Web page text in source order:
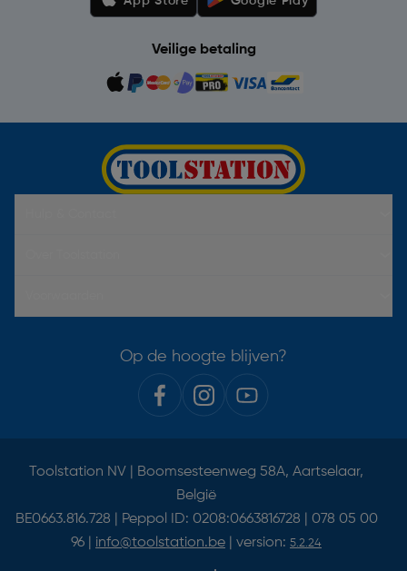
Veilige betaling
Op de hoogte blijven?
Toolstation NV | Boomsesteenweg 58A, Aartselaar,
België
BE0663.816.728 | Peppol ID: 0208:0663816728 | 078 05 00
96 | info@toolstation.be | version: 5.2.24